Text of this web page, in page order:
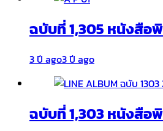
ฉบับที่ 1,305 หนังสือ
3 ปี ago3 ปี ago
ฉบับที่ 1,303 หนังสือ